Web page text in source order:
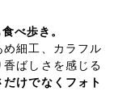
べ歩き。
め細工、カラフル
ばしさを感じる
けでなくフォト